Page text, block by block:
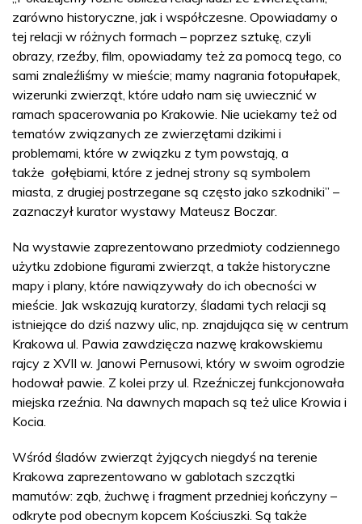
zarówno historyczne, jak i współczesne. Opowiadamy o
tej relacji w różnych formach – poprzez sztukę, czyli
obrazy, rzeźby, film, opowiadamy też za pomocą tego, co
sami znaleźliśmy w mieście; mamy nagrania fotopułapek,
wizerunki zwierząt, które udało nam się uwiecznić w
ramach spacerowania po Krakowie. Nie uciekamy też od
tematów związanych ze zwierzętami dzikimi i
problemami, które w związku z tym powstają, a
także gołębiami, które z jednej strony są symbolem
miasta, z drugiej postrzegane są często jako szkodniki” –
zaznaczył kurator wystawy Mateusz Boczar.
Na wystawie zaprezentowano przedmioty codziennego
użytku zdobione figurami zwierząt, a także historyczne
mapy i plany, które nawiązywały do ich obecności w
mieście. Jak wskazują kuratorzy, śladami tych relacji są
istniejące do dziś nazwy ulic, np. znajdująca się w centrum
Krakowa ul. Pawia zawdzięcza nazwę krakowskiemu
rajcy z XVII w. Janowi Pernusowi, który w swoim ogrodzie
hodował pawie. Z kolei przy ul. Rzeźniczej funkcjonowała
miejska rzeźnia. Na dawnych mapach są też ulice Krowia i
Kocia.
Wśród śladów zwierząt żyjących niegdyś na terenie
Krakowa zaprezentowano w gablotach szczątki
mamutów: ząb, żuchwę i fragment przedniej kończyny –
odkryte pod obecnym kopcem Kościuszki. Są także